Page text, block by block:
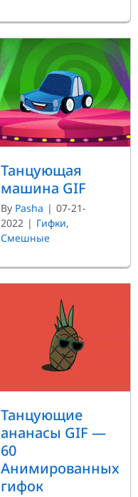
Танцующая
машина GIF
By Pasha | 07-21-
2022 | Гифки,
Смешные
Танцующие
ананасы GIF —
60
Анимированных
гифок